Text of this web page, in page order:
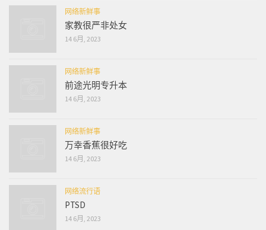
网络新鲜事
家教很严非处女
14 6月, 2023
网络新鲜事
前途光明专升本
14 6月, 2023
网络新鲜事
万幸香蕉很好吃
14 6月, 2023
网络流行语
PTSD
14 6月, 2023